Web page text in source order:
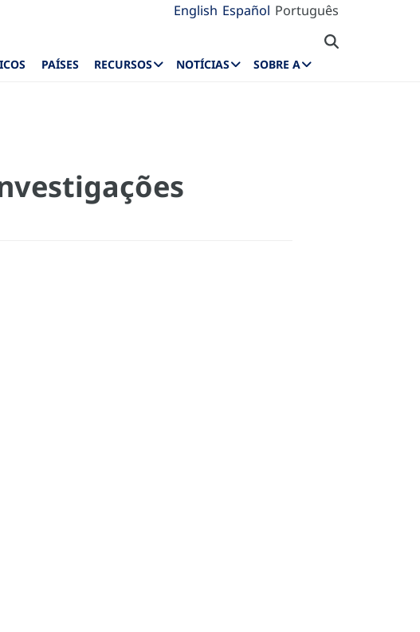
English Español Português
PAÍSES RECURSOS NOTÍCIAS SOBRE A